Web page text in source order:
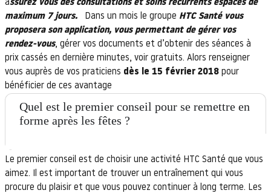
assurez vous des consultations et soins récurrents espacés de
maximum 7 jours. Dans un mois le groupe HTC Santé vous
proposera son application, vous permettant de gérer vos
rendez-vous, gérer vos documents et d’obtenir des séances à
prix cassés en dernière minutes, voir gratuits. Alors renseigner
vous auprès de vos praticiens dès le 15 février 2018 pour
bénéficier de ces avantage
Quel est le premier conseil pour se remettre en
forme après les fêtes ?
Le premier conseil est de choisir une activité HTC Santé que vous
aimez. Il est important de trouver un entraînement qui vous
procure du plaisir et que vous pouvez continuer à long terme. Les